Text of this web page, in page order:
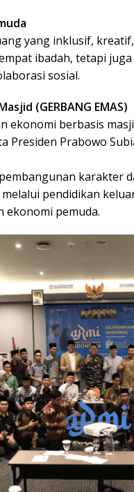
yang inklusif,
ibadah, tetapi
sosial.
(GERBANG EMAS)
ekonomi berbasis
Presiden Prabowo
karakter
pendidikan
ekonomi pemuda.